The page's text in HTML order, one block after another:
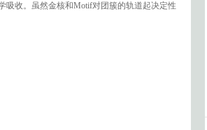
吸收。虽然金核和Motif对团簇的轨道起决定性